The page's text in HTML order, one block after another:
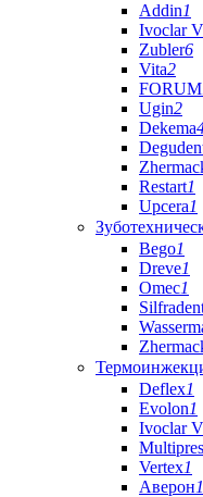
Addin1
Ivoclar
Zubler6
Vita2
FORUM
Ugin2
Dekema
Restart1
Upcera1
Bego1
Dreve1
Omec1
Deflex1
Evolon1
Ivoclar
Vertex1
Аверон1